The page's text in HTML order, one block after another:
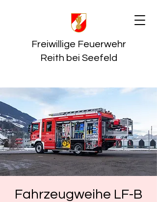
Freiwillige Feuerwehr
Reith bei Seefeld
Fahrzeugweihe LF-B